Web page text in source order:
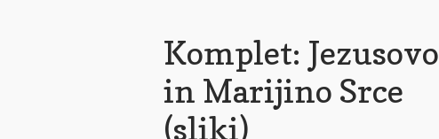
Komplet: Jezusovo
in Marijino Srce
(sliki)